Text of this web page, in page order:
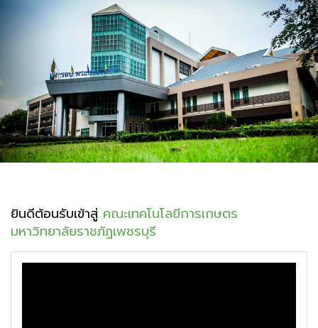
ยินดีต้อนรับเข้าสู่ คณะเทคโนโลยีการเกษตร
มหาวิทยาลัยราชภัฏเพชรบุรี